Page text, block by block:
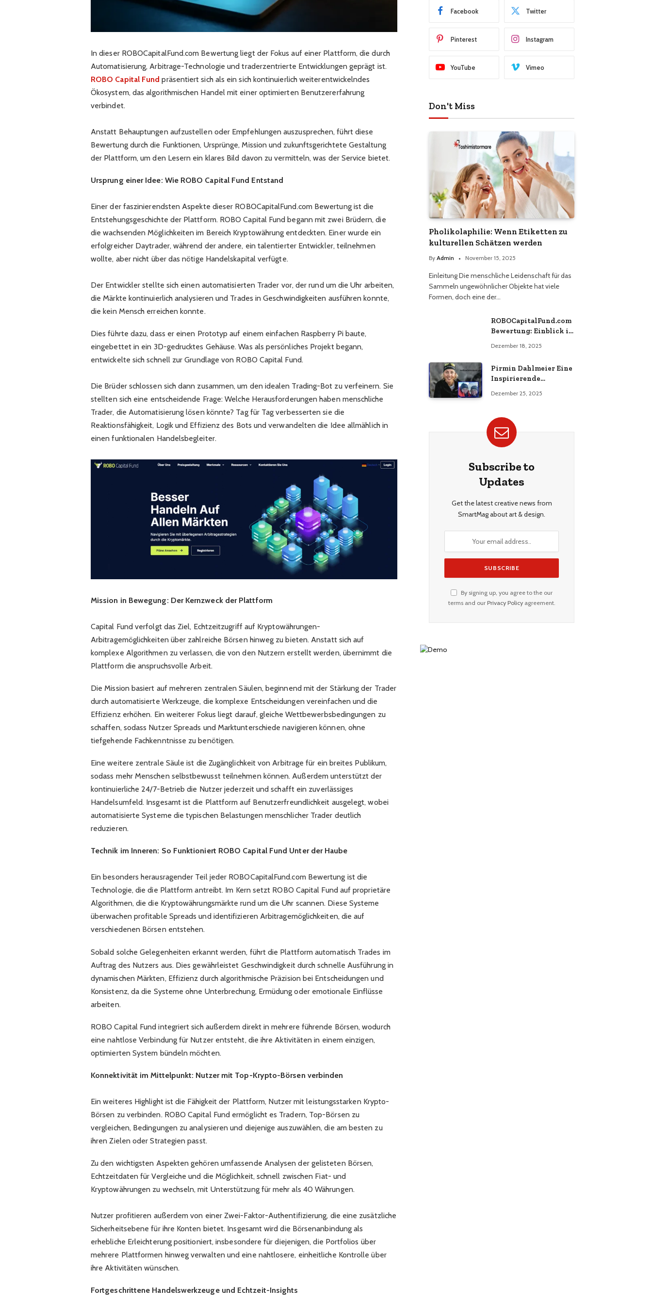
In dieser ROBOCapitalFund.com Bewertung liegt der Fokus auf einer Plattform, die durch
Automatisierung, Arbitrage-Technologie und traderzentrierte Entwicklungen geprägt ist.
ROBO Capital Fund präsentiert sich als ein sich kontinuierlich weiterentwickelndes
Ökosystem, das algorithmischen Handel mit einer optimierten Benutzererfahrung
verbindet.
Anstatt Behauptungen aufzustellen oder Empfehlungen auszusprechen, führt diese
Bewertung durch die Funktionen, Ursprünge, Mission und zukunftsgerichtete Gestaltung
der Plattform, um den Lesern ein klares Bild davon zu vermitteln, was der Service bietet.
Ursprung einer Idee: Wie ROBO Capital Fund Entstand
Einer der faszinierendsten Aspekte dieser ROBOCapitalFund.com Bewertung ist die
Entstehungsgeschichte der Plattform. ROBO Capital Fund begann mit zwei Brüdern, die
die wachsenden Möglichkeiten im Bereich Kryptowährung entdeckten. Einer wurde ein
erfolgreicher Daytrader, während der andere, ein talentierter Entwickler, teilnehmen
wollte, aber nicht über das nötige Handelskapital verfügte.
Der Entwickler stellte sich einen automatisierten Trader vor, der rund um die Uhr arbeiten,
die Märkte kontinuierlich analysieren und Trades in Geschwindigkeiten ausführen konnte,
die kein Mensch erreichen konnte.
Dies führte dazu, dass er einen Prototyp auf einem einfachen Raspberry Pi baute,
eingebettet in ein 3D-gedrucktes Gehäuse. Was als persönliches Projekt begann,
entwickelte sich schnell zur Grundlage von ROBO Capital Fund.
Die Brüder schlossen sich dann zusammen, um den idealen Trading-Bot zu verfeinern. Sie
stellten sich eine entscheidende Frage: Welche Herausforderungen haben menschliche
Trader, die Automatisierung lösen könnte? Tag für Tag verbesserten sie die
Reaktionsfähigkeit, Logik und Effizienz des Bots und verwandelten die Idee allmählich in
einen funktionalen Handelsbegleiter.
Mission in Bewegung: Der Kernzweck der Plattform
Capital Fund verfolgt das Ziel, Echtzeitzugriff auf Kryptowährungen-
Arbitragemöglichkeiten über zahlreiche Börsen hinweg zu bieten. Anstatt sich auf
komplexe Algorithmen zu verlassen, die von den Nutzern erstellt werden, übernimmt die
Plattform die anspruchsvolle Arbeit.
Die Mission basiert auf mehreren zentralen Säulen, beginnend mit der Stärkung der Trader
durch automatisierte Werkzeuge, die komplexe Entscheidungen vereinfachen und die
Effizienz erhöhen. Ein weiterer Fokus liegt darauf, gleiche Wettbewerbsbedingungen zu
schaffen, sodass Nutzer Spreads und Marktunterschiede navigieren können, ohne
tiefgehende Fachkenntnisse zu benötigen.
Eine weitere zentrale Säule ist die Zugänglichkeit von Arbitrage für ein breites Publikum,
sodass mehr Menschen selbstbewusst teilnehmen können. Außerdem unterstützt der
kontinuierliche 24/7-Betrieb die Nutzer jederzeit und schafft ein zuverlässiges
Handelsumfeld. Insgesamt ist die Plattform auf Benutzerfreundlichkeit ausgelegt, wobei
automatisierte Systeme die typischen Belastungen menschlicher Trader deutlich
reduzieren.
Technik im Inneren: So Funktioniert ROBO Capital Fund Unter der Haube
Ein besonders herausragender Teil jeder ROBOCapitalFund.com Bewertung ist die
Technologie, die die Plattform antreibt. Im Kern setzt ROBO Capital Fund auf proprietäre
Algorithmen, die die Kryptowährungsmärkte rund um die Uhr scannen. Diese Systeme
überwachen profitable Spreads und identifizieren Arbitragemöglichkeiten, die auf
verschiedenen Börsen entstehen.
Sobald solche Gelegenheiten erkannt werden, führt die Plattform automatisch Trades im
Auftrag des Nutzers aus. Dies gewährleistet Geschwindigkeit durch schnelle Ausführung in
dynamischen Märkten, Effizienz durch algorithmische Präzision bei Entscheidungen und
Konsistenz, da die Systeme ohne Unterbrechung, Ermüdung oder emotionale Einflüsse
arbeiten.
ROBO Capital Fund integriert sich außerdem direkt in mehrere führende Börsen, wodurch
eine nahtlose Verbindung für Nutzer entsteht, die ihre Aktivitäten in einem einzigen,
optimierten System bündeln möchten.
Konnektivität im Mittelpunkt: Nutzer mit Top-Krypto-Börsen verbinden
Ein weiteres Highlight ist die Fähigkeit der Plattform, Nutzer mit leistungsstarken Krypto-
Börsen zu verbinden. ROBO Capital Fund ermöglicht es Tradern, Top-Börsen zu
vergleichen, Bedingungen zu analysieren und diejenige auszuwählen, die am besten zu
ihren Zielen oder Strategien passt.
Zu den wichtigsten Aspekten gehören umfassende Analysen der gelisteten Börsen,
Echtzeitdaten für Vergleiche und die Möglichkeit, schnell zwischen Fiat- und
Kryptowährungen zu wechseln, mit Unterstützung für mehr als 40 Währungen.
Nutzer profitieren außerdem von einer Zwei-Faktor-Authentifizierung, die eine zusätzliche
Sicherheitsebene für ihre Konten bietet. Insgesamt wird die Börsenanbindung als
erhebliche Erleichterung positioniert, insbesondere für diejenigen, die Portfolios über
mehrere Plattformen hinweg verwalten und eine nahtlosere, einheitliche Kontrolle über
ihre Aktivitäten wünschen.
Fortgeschrittene Handelswerkzeuge und Echtzeit-Insights
Facebook Twitter
Pinterest Instagram
YouTube Vimeo
Don't Miss
Pholikolaphilie: Wenn Etiketten zu
kulturellen Schätzen werden
By Admin November 15, 2025
Einleitung Die menschliche Leidenschaft für das
Sammeln ungewöhnlicher Objekte hat viele
Formen, doch eine der…
ROBOCapitalFund.com
Bewertung: Einblick in
automatisierten
Dezember 18, 2025
Pirmin Dahlmeier Eine
Inspirierende
Wintersportlegende
Dezember 25, 2025
Subscribe to
Updates
Get the latest creative news from
SmartMag about art & design.
By signing up, you agree to the our
terms and our Privacy Policyagreement.